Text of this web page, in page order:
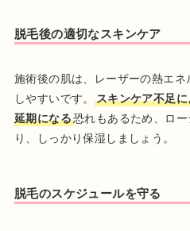
脱毛後の適切なスキンケア
施術後の肌は、レーザーの熱エ
しやすいです。
スキンケア不足
延期になる恐れもあるため、ロ
り、しっかり保湿しましょう。
脱毛のスケジュールを守る